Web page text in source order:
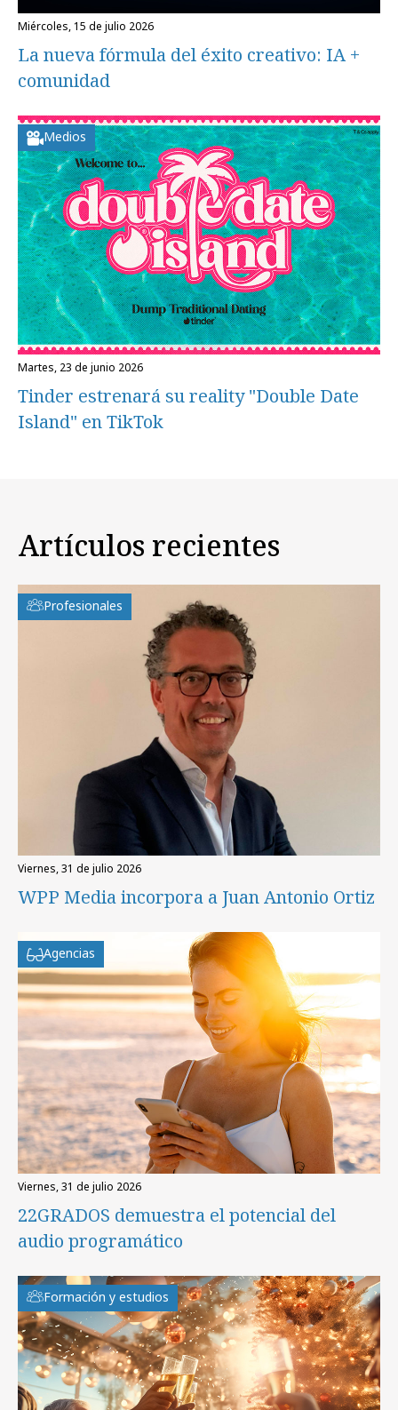
miércoles, 15 de julio 2026
La nueva fórmula del éxito creativo: IA +
comunidad
Medios
martes, 23 de junio 2026
Tinder estrenará su reality "Double Date
Island" en TikTok
Artículos recientes
Profesionales
viernes, 31 de julio 2026
WPP Media incorpora a Juan Antonio Ortiz
Agencias
viernes, 31 de julio 2026
22GRADOS demuestra el potencial del
audio programático
Formación y estudios